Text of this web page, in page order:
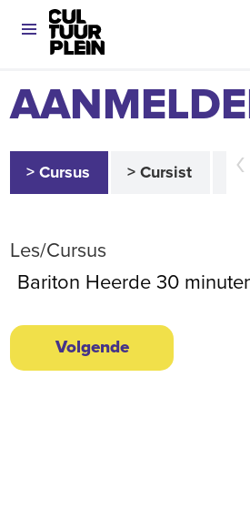
> Cursus > Cursist >
Les/Cursus